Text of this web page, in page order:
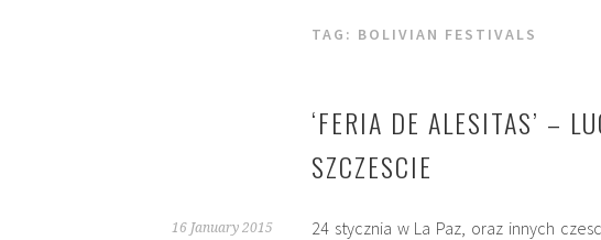
TAG: BOLIVIAN FESTIVALS
‘FERIA DE ALESITAS’ –
SZCZESCIE
16 January 2015
24 stycznia w La Paz, oraz innych